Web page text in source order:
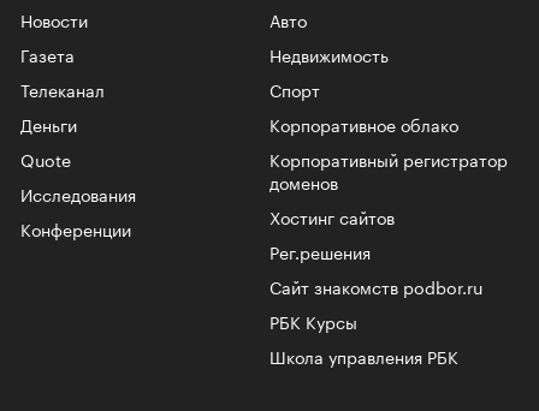
Новости
Газета
Телеканал
Авто
Недвижимость
Спорт
Корпоративное облако
Корпоративный регистратор
доменов
Хостинг сайтов
Рег.решения
Сайт знакомств podbor.ru
РБК Курсы
Школа управления РБК
Деньги
Quote
Исследования
Конференции